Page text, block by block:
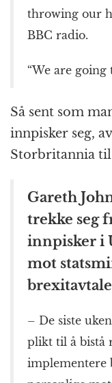
throwing our
BBC radio.
“We are going
Så sent som
innpisker seg,
Storbritannia
Gareth
trekke seg
innpisker i
mot
– De siste
plikt til å bistå
implementere